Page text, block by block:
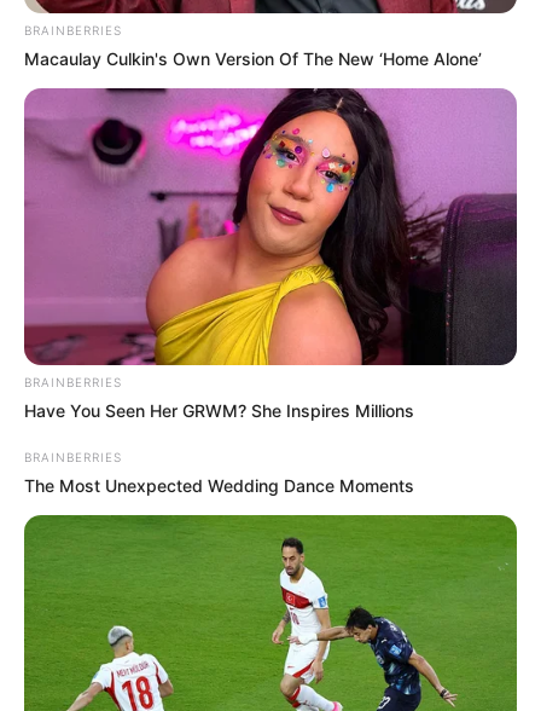
BRAINBERRIES
Macaulay Culkin's Own Version Of The New ‘Home Alone’
BRAINBERRIES
Have You Seen Her GRWM? She Inspires Millions
BRAINBERRIES
The Most Unexpected Wedding Dance Moments